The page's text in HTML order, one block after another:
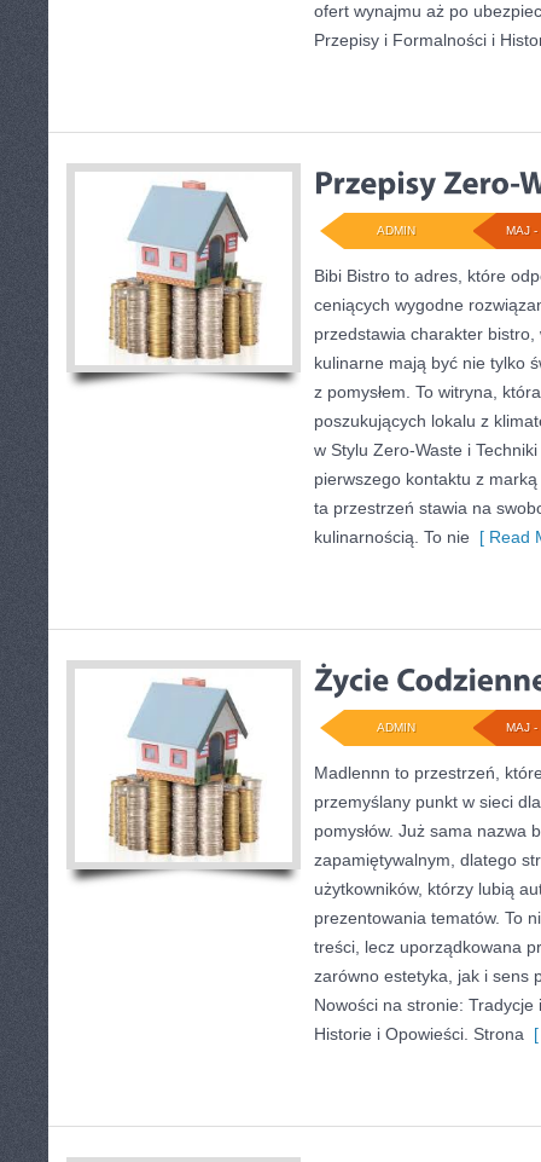
ofert wynajmu aż po
Przepisy i Formalności i
MAJ -
ADMIN
Bibi Bistro to adres, które
ceniących wygodne
przedstawia charakter
kulinarne mają być nie tylko
z pomysłem. To witryna,
poszukujących lokalu z
w Stylu Zero-Waste i
pierwszego kontaktu z
ta przestrzeń stawia na
kulinarnością. To nie [ Read
MAJ -
ADMIN
Madlennn to przestrzeń,
przemyślany punkt w sieci
pomysłów. Już sama nazwa
zapamiętywalnym, dlatego
użytkowników, którzy lubią
prezentowania tematów. To
treści, lecz uporządkowana
zarówno estetyka, jak i sens
Nowości na stronie: Tradycje
Historie i Opowieści. Strona